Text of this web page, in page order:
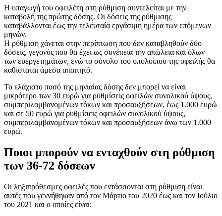
Η υπαγωγή του οφειλέτη στη ρύθμιση συντελείται με την
καταβολή της πρώτης δόσης. Οι δόσεις της ρύθμισης
καταβάλλονται έως την τελευταία εργάσιμη ημέρα των επόμενων
μηνών.
Η ρύθμιση χάνεται στην περίπτωση που δεν καταβληθούν δύο
δόσεις, γεγονός που θα έχει ως συνέπεια την απώλεια και όλων
των ευεργετημάτων, ενώ το σύνολο του υπολοίπου της οφειλής θα
καθίσταται άμεσα απαιτητό.
Το ελάχιστο ποσό της μηνιαίας δόσης δεν μπορεί να είναι
μικρότερο των 30 ευρώ για ρυθμίσεις οφειλών συνολικού ύψους,
συμπεριλαμβανομένων τόκων και προσαυξήσεων, έως 1.000 ευρώ
και σε 50 ευρώ για ρυθμίσεις οφειλών συνολικού ύψους,
συμπεριλαμβανομένων τόκων και προσαυξήσεων άνω των 1.000
ευρώ.
Ποιοι μπορούν να ενταχθούν στη ρύθμιση
των 36-72 δόσεων
Οι ληξιπρόθεσμες οφειλές που εντάσσονται στη ρύθμιση είναι
αυτές που γεννήθηκαν από τον Μάρτιο του 2020 έως και τον Ιούλιο
του 2021 και ο οποίες είναι: